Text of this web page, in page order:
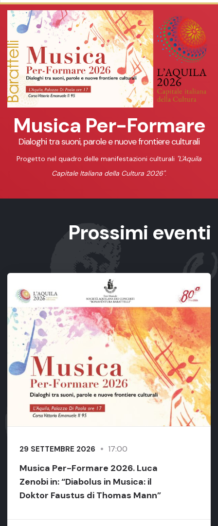
Musica Per-Formare
Dialoghi tra suoni, parole e nuove frontiere culturali
Progetto nel quadro delle manifestazioni culturali "L'Aquila
Capitale Italiana della Cultura 2026".
Prossimi eventi
29 SETTEMBRE 2026 17:00
Musica Per-Formare 2026. Luca
Zenobi in: “Diabolus in Musica: il
Doktor Faustus di Thomas Mann”